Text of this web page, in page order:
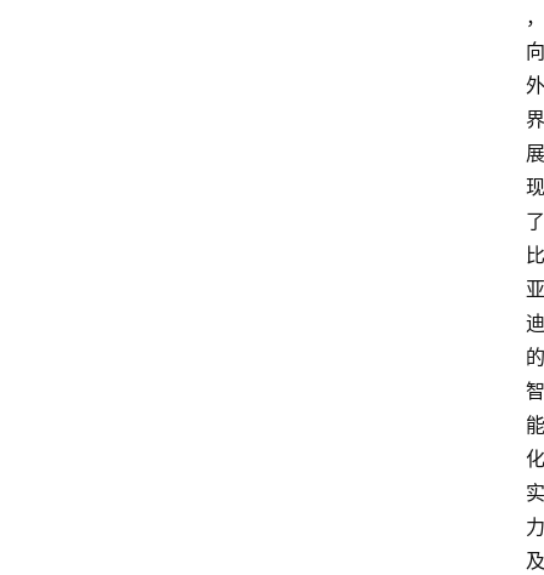
，
向
外
界
展
现
了
比
亚
迪
的
智
能
化
实
力
及